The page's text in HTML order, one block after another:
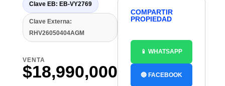
Clave EB: EB-VY2769
Clave Externa:
RHV26050404AGM
VENTA
$18,990,000
COMPARTIR
PROPIEDAD
📱 WHATSAPP
🔵 FACEBOOK